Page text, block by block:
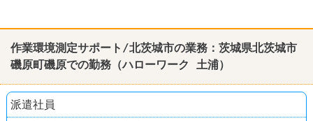
作業環境測定サポート/北茨城市の業務：茨城県北茨城市
磯原町磯原での勤務（ハローワーク 土浦）
派遣社員